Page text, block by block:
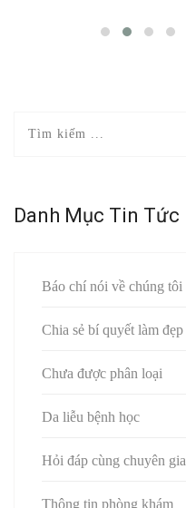
Danh Mục Tin Tức
Báo chí nói về chúng tôi
Chia sẻ bí quyết làm đẹp
Chưa được phân loại
Da liễu bệnh học
Hỏi đáp cùng chuyên gia
Thông tin phòng khám